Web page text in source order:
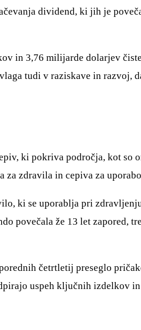
dividend, ki jih je
in 3,76 milijarde dolarjev
tudi v raziskave in razvoj,
ki pokriva področja, kot
za zdravila in cepiva za
ki se uporablja pri
povečala že 13 let zapored,
četrtletij preseglo
uspeh ključnih izdelkov